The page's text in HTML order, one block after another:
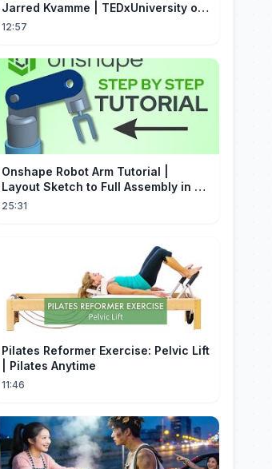
Jarred Kvamme | TEDxUniversity of
Montana Western
12:57
Onshape Robot Arm Tutorial |
Layout Sketch to Full Assembly in 20
Minutes!
25:31
Pilates Reformer Exercise: Pelvic Lift
| Pilates Anytime
11:46